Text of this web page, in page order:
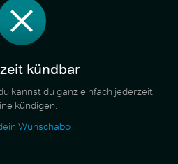
kündbar
kannst du ganz einfach jederzeit
kündigen.
Wunschabo